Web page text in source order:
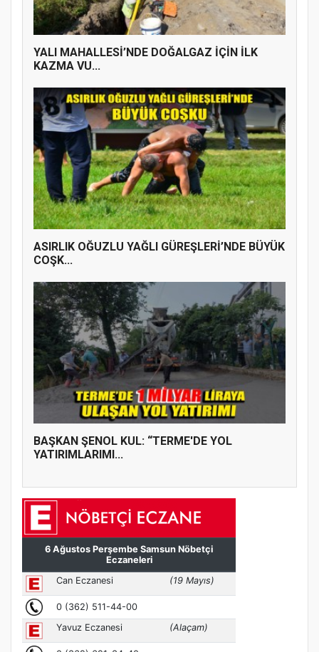
YALI MAHALLESİ’NDE DOĞALGAZ İÇİN İLK
KAZMA VU...
ASIRLIK OĞUZLU YAĞLI GÜREŞLERİ’NDE BÜYÜK
COŞK...
BAŞKAN ŞENOL KUL: “TERME'DE YOL
YATIRIMLARIMI...